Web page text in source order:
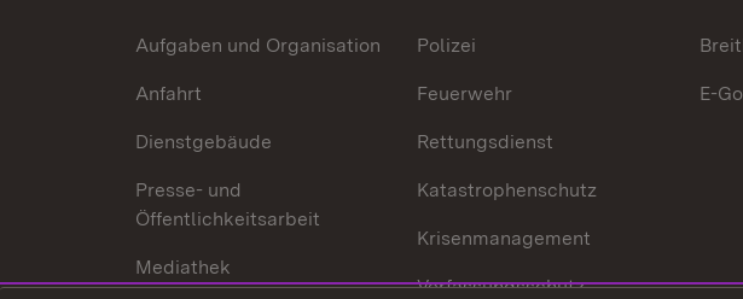
Aufgaben und Organisation
Anfahrt
Dienstgebäude
Presse- und
Öffentlichkeitsarbeit
Mediathek
Polizei
Feuerwehr
Rettungsdienst
Katastrophenschutz
Krisenmanagement
Verfassungsschutz
E-